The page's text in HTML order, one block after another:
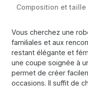
Composition et taille
Vous cherchez une
familiales et aux
restant élégante et
une coupe soignée à
permet de créer
occasions. Il suffit de